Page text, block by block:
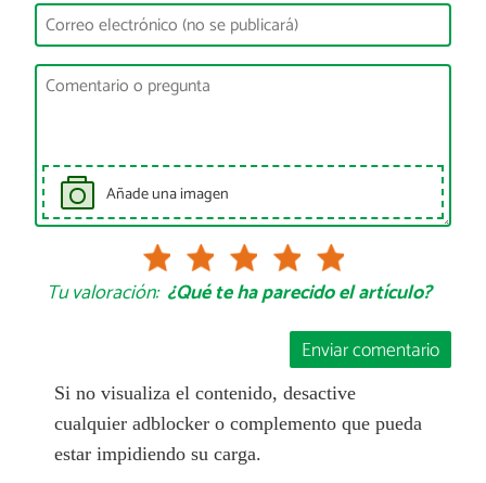
Añade una imagen
Tu valoración: ¿Qué te ha parecido el artículo?
Enviar comentario
Si no visualiza el contenido, desactive
cualquier adblocker o complemento que pueda
estar impidiendo su carga.